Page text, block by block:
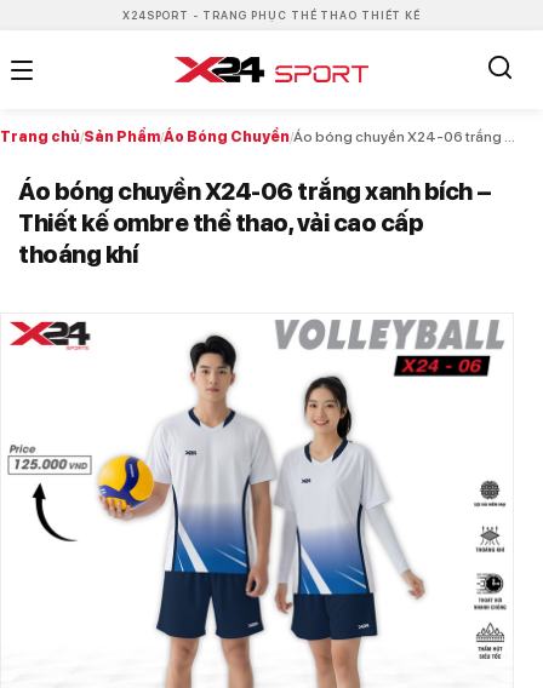
X24SPORT - TRANG PHỤC THỂ THAO THIẾT KẾ
Trang chủ/Sản Phẩm/Áo Bóng Chuyền/ Áo bóng chuyền X24-06 trắng xanh bích – Thiết kế ombre thể thao, vải cao cấp thoáng khí
Áo bóng chuyền X24-06 trắng xanh bích –
Thiết kế ombre thể thao, vải cao cấp
thoáng khí